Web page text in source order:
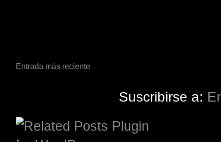
Entrada más reciente
Suscribirse a: